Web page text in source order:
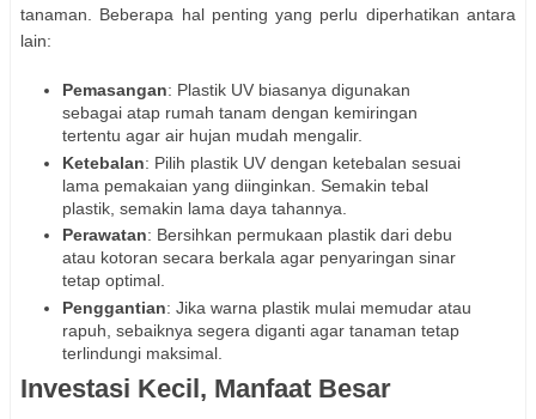
tanaman. Beberapa hal penting yang perlu diperhatikan antara
lain:
Pemasangan: Plastik UV biasanya digunakan
sebagai atap rumah tanam dengan kemiringan
tertentu agar air hujan mudah mengalir.
Ketebalan: Pilih plastik UV dengan ketebalan sesuai
lama pemakaian yang diinginkan. Semakin tebal
plastik, semakin lama daya tahannya.
Perawatan: Bersihkan permukaan plastik dari debu
atau kotoran secara berkala agar penyaringan sinar
tetap optimal.
Penggantian: Jika warna plastik mulai memudar atau
rapuh, sebaiknya segera diganti agar tanaman tetap
terlindungi maksimal.
Investasi Kecil, Manfaat Besar